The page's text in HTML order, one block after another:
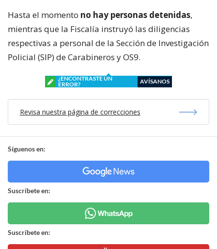
Hasta el momento no hay personas detenidas,
mientras que la Fiscalía instruyó las diligencias
respectivas a personal de la Sección de Investigación
Policial (SIP) de Carabineros y OS9.
¿ENCONTRASTE UN
ERROR?
AVÍSANOS
Revisa nuestra página de correcciones
Síguenos en:
Suscríbete en:
Suscríbete en: